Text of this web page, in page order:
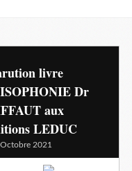
livre
Dr
aux
LEDUC
2021